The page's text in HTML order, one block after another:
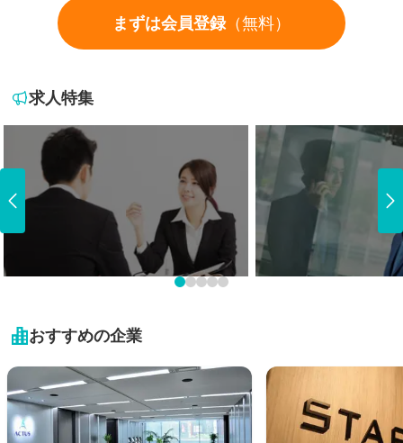
人事・労務 法務・知財
大阪 京都
北海道・東北地方
北海道
秋田県
山形県
福島県
関東地方
栃木県
千葉県
富山県
石川県
福井県
滋賀県
京都府
大阪府
鳥取県
九州・沖縄地方
まずは会員登録（無料）
求人特集
おすすめの企業